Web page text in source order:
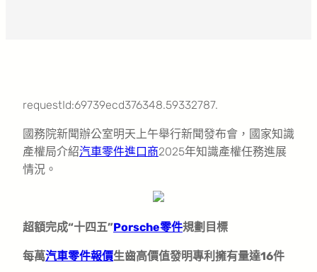
requestId:69739ecd376348.59332787.
國務院新聞辦公室明天上午舉行新聞發布會，國家知識
產權局介紹汽車零件進口商2025年知識產權任務進展
情況。
超額完成“十四五”Porsche零件規劃目標
每萬汽車零件報價生齒高價值發明專利擁有量達16件